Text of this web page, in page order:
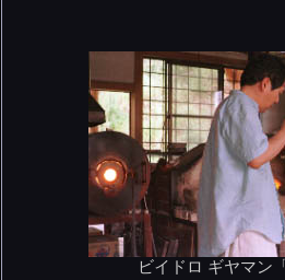
ビイドロ ギヤマン